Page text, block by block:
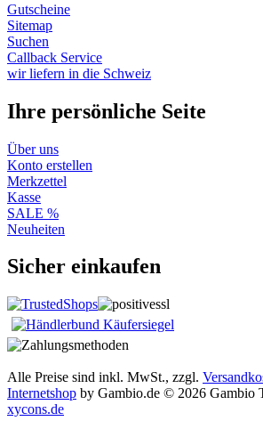
Gutscheine
Sitemap
Suchen
Callback Service
wir liefern in die Schweiz
Ihre persönliche Seite
Über uns
Konto erstellen
Merkzettel
Kasse
SALE %
Neuheiten
Sicher einkaufen
Alle Preise sind inkl. MwSt., zzgl.
Internetshop by Gambio.de © 2026 Gambio
xycons.de